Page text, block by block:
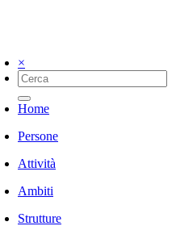
×
Home
Persone
Attività
Ambiti
Strutture